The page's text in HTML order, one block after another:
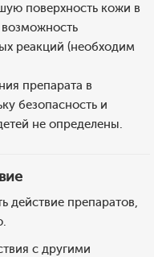
поверхность кожи в
реакций (необходим
препарата в
безопасность и
не определены.
действие препаратов,
с другими